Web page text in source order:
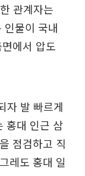
관계자는
물이 국내
에서 압도
자 발 빠르게
홍대 인근 삼
점검하고 직
레도 홍대 일